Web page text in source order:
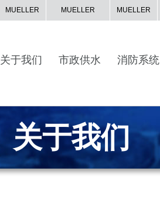
MUELLER MUELLER MUELLER
关于我们 市政供水 消防系统
关于我们